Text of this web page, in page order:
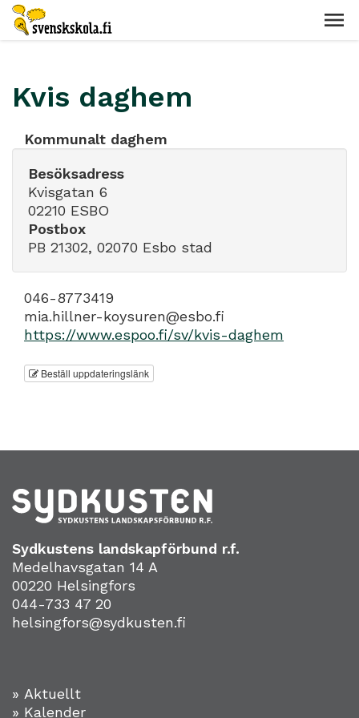
Kvis daghem
Kommunalt daghem
Besöksadress
Kvisgatan 6
02210 ESBO
Postbox
PB 21302, 02070 Esbo stad
046-8773419
mia.hillner-koysuren@esbo.fi
https://www.espoo.fi/sv/kvis-daghem
Beställ uppdateringslänk
Sydkustens landskapförbund r.f.
Medelhavsgatan 14 A
00220 Helsingfors
044-733 47 20
helsingfors@sydkusten.fi
» Aktuellt
» Kalender